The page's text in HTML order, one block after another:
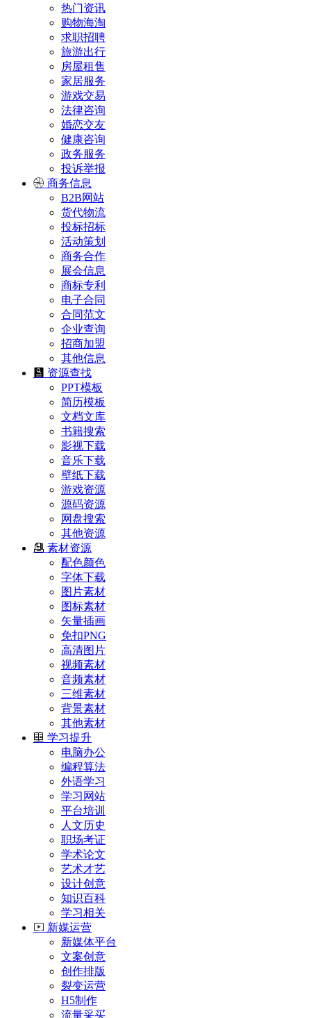
热门资讯
购物海淘
求职招聘
旅游出行
房屋租售
家居服务
游戏交易
法律咨询
婚恋交友
健康咨询
政务服务
投诉举报
商务信息
B2B网站
货代物流
投标招标
活动策划
商务合作
展会信息
商标专利
电子合同
合同范文
企业查询
招商加盟
其他信息
资源查找
PPT模板
简历模板
文档文库
书籍搜索
影视下载
音乐下载
壁纸下载
游戏资源
源码资源
网盘搜索
其他资源
素材资源
配色颜色
字体下载
图片素材
图标素材
矢量插画
免扣PNG
高清图片
视频素材
音频素材
三维素材
背景素材
其他素材
学习提升
电脑办公
编程算法
外语学习
学习网站
平台培训
人文历史
职场考证
学术论文
艺术才艺
设计创意
知识百科
学习相关
新媒运营
新媒体平台
文案创意
创作排版
裂变运营
H5制作
流量采买